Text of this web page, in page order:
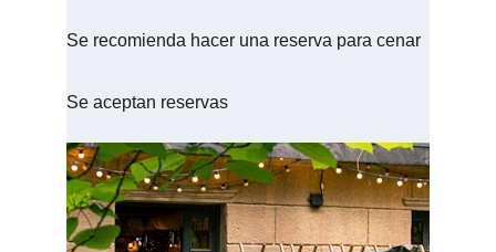
Se recomienda hacer una reserva para cenar
Se aceptan reservas